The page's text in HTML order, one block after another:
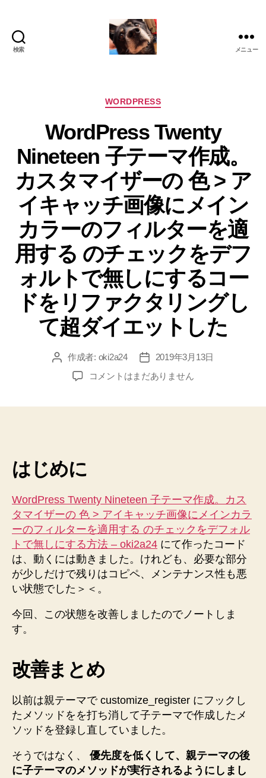
検索 メニュー
カ
ゴ
リ
ー
WORDPRESS
WordPress Twenty
Nineteen 子テーマ作成。
カスタマイザーの 色 > ア
イキャッチ画像にメイン
カラーのフィルターを適
用する のチェックをデフ
ォルトで無しにするコー
ドをリファクタリングし
て超ダイエットした
投 作成者: oki2a24
投
稿
日
2019年3月13日
WordPress
ス
タ
マ
イ
ザ
ー
>
ャ
ッ
画
像
に
イ
ン
コメントはまだありません
はじめに
WordPress Twenty Nineteen 子テーマ作成。カス
タマイザーの 色 > アイキャッチ画像にメインカラ
ーのフィルターを適用する のチェックをデフォル
トで無しにする方法 – oki2a24 にて作ったコード
は、動くには動きました。けれども、必要な部分
が少しだけで残りはコピペ、メンテナンス性も悪
い状態でした＞＜。
今回、この状態を改善しましたのでノートしま
す。
改善まとめ
以前は親テーマで customize_register にフックし
たメソッドをを打ち消して子テーマで作成したメ
ソッドを登録し直していました。
そうではなく、 優先度を低くして、親テーマの後
に子テーマのメソッドが実行されるようにしまし